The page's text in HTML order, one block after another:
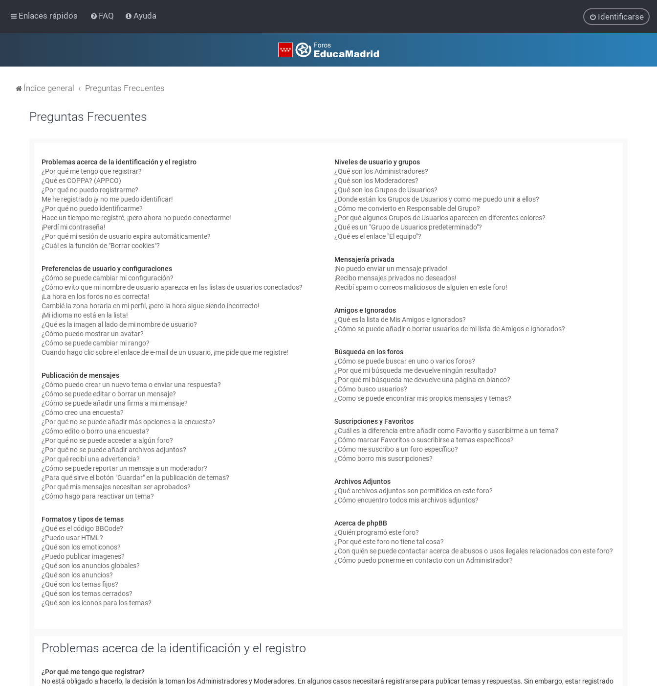
Enlaces rápidos FAQ Ayuda Identificarse
Índice general Preguntas Frecuentes
Preguntas Frecuentes
Problemas acerca de la identificación y el registro
¿Por qué me tengo que registrar?
¿Qué es COPPA? (APPCO)
¿Por qué no puedo registrarme?
Me he registrado ¡y no me puedo identificar!
¿Por qué no puedo identificarme?
Hace un tiempo me registré, ¡pero ahora no puedo conectarme!
¡Perdí mi contraseña!
¿Por qué mi sesión de usuario expira automáticamente?
¿Cuál es la función de "Borrar cookies"?
Preferencias de usuario y configuraciones
¿Cómo se puede cambiar mi configuración?
¿Cómo evito que mi nombre de usuario aparezca en las listas de usuarios conectados?
¡La hora en los foros no es correcta!
Cambié la zona horaria en mi perfil, ¡pero la hora sigue siendo incorrecto!
¡Mi idioma no está en la lista!
¿Qué es la imagen al lado de mi nombre de usuario?
¿Cómo puedo mostrar un avatar?
¿Cómo se puede cambiar mi rango?
Cuando hago clic sobre el enlace de e-mail de un usuario, ¡me pide que me registre!
Publicación de mensajes
¿Cómo puedo crear un nuevo tema o enviar una respuesta?
¿Cómo se puede editar o borrar un mensaje?
¿Cómo se puede añadir una firma a mi mensaje?
¿Cómo creo una encuesta?
¿Por qué no se puede añadir más opciones a la encuesta?
¿Cómo edito o borro una encuesta?
¿Por qué no se puede acceder a algún foro?
¿Por qué no se puede añadir archivos adjuntos?
¿Por qué recibí una advertencia?
¿Cómo se puede reportar un mensaje a un moderador?
¿Para qué sirve el botón "Guardar" en la publicación de temas?
¿Por qué mis mensajes necesitan ser aprobados?
¿Cómo hago para reactivar un tema?
Formatos y tipos de temas
¿Qué es el código BBCode?
¿Puedo usar HTML?
¿Qué son los emoticonos?
¿Puedo publicar imagenes?
¿Qué son los anuncios globales?
¿Qué son los anuncios?
¿Qué son los temas fijos?
¿Qué son los temas cerrados?
¿Qué son los iconos para los temas?
Niveles de usuario y grupos
¿Qué son los Administradores?
¿Qué son los Moderadores?
¿Qué son los Grupos de Usuarios?
¿Donde están los Grupos de Usuarios y como me puedo unir a ellos?
¿Cómo me convierto en Responsable del Grupo?
¿Por qué algunos Grupos de Usuarios aparecen en diferentes colores?
¿Qué es un "Grupo de Usuarios predeterminado"?
¿Qué es el enlace "El equipo"?
Mensajería privada
¡No puedo enviar un mensaje privado!
¡Recibo mensajes privados no deseados!
¡Recibí spam o correos maliciosos de alguien en este foro!
Amigos e Ignorados
¿Qué es la lista de Mis Amigos e Ignorados?
¿Cómo se puede añadir o borrar usuarios de mi lista de Amigos e Ignorados?
Búsqueda en los foros
¿Cómo se puede buscar en uno o varios foros?
¿Por qué mi búsqueda me devuelve ningún resultado?
¿Por qué mi búsqueda me devuelve una página en blanco?
¿Cómo busco usuarios?
¿Como se puede encontrar mis propios mensajes y temas?
Suscripciones y Favoritos
¿Cuál es la diferencia entre añadir como Favorito y suscribirme a un tema?
¿Cómo marcar Favoritos o suscribirse a temas específicos?
¿Cómo me suscribo a un foro específico?
¿Cómo borro mis suscripciones?
Archivos Adjuntos
¿Qué archivos adjuntos son permitidos en este foro?
¿Cómo encuentro todos mis archivos adjuntos?
Acerca de phpBB
¿Quién programó este foro?
¿Por qué este foro no tiene tal cosa?
¿Con quién se puede contactar acerca de abusos o usos ilegales relacionados con este foro?
¿Cómo puedo ponerme en contacto con un Administrador?
Problemas acerca de la identificación y el registro
¿Por qué me tengo que registrar?
No está obligado a hacerlo, la decisión la toman los Administradores y Moderadores. En algunos casos necesitará registrarse para publicar temas y respuestas. Sin embargo, estar registrado